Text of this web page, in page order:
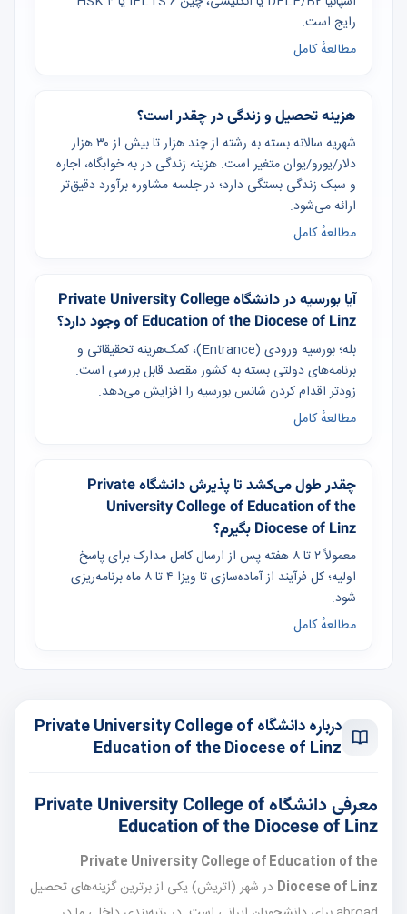
رایج است.
مطالعهٔ کامل
هزینه تحصیل و زندگی در چقدر است؟
شهریه سالانه بسته به رشته از چند هزار تا بیش از ۳۰ هزار
دلار/یورو/یوان متغیر است. هزینه زندگی در به خوابگاه، اجاره
و سبک زندگی بستگی دارد؛ در جلسه مشاوره برآورد دقیق‌تر
ارائه می‌شود.
مطالعهٔ کامل
آیا بورسیه در دانشگاه Private University College
of Education of the Diocese of Linz وجود دارد؟
بله؛ بورسیه ورودی (Entrance)، کمک‌هزینه تحقیقاتی و
برنامه‌های دولتی بسته به کشور مقصد قابل بررسی است.
زودتر اقدام کردن شانس بورسیه را افزایش می‌دهد.
مطالعهٔ کامل
چقدر طول می‌کشد تا پذیرش دانشگاه Private
University College of Education of the
Diocese of Linz بگیرم؟
معمولاً ۲ تا ۸ هفته پس از ارسال کامل مدارک برای پاسخ
اولیه؛ کل فرآیند از آماده‌سازی تا ویزا ۴ تا ۸ ماه برنامه‌ریزی
شود.
مطالعهٔ کامل
درباره دانشگاه Private University College of
Education of the Diocese of Linz
معرفی دانشگاه Private University College of
Education of the Diocese of Linz
Private University College of Education of the
Diocese of Linz در شهر(اتریش) یکی از برترین گزینه‌های تحصیل